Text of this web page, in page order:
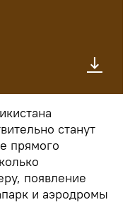
станут
прямого
появление
и аэродромы